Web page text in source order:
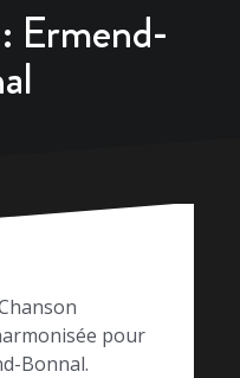
Ermend-
pour
Bonnal.